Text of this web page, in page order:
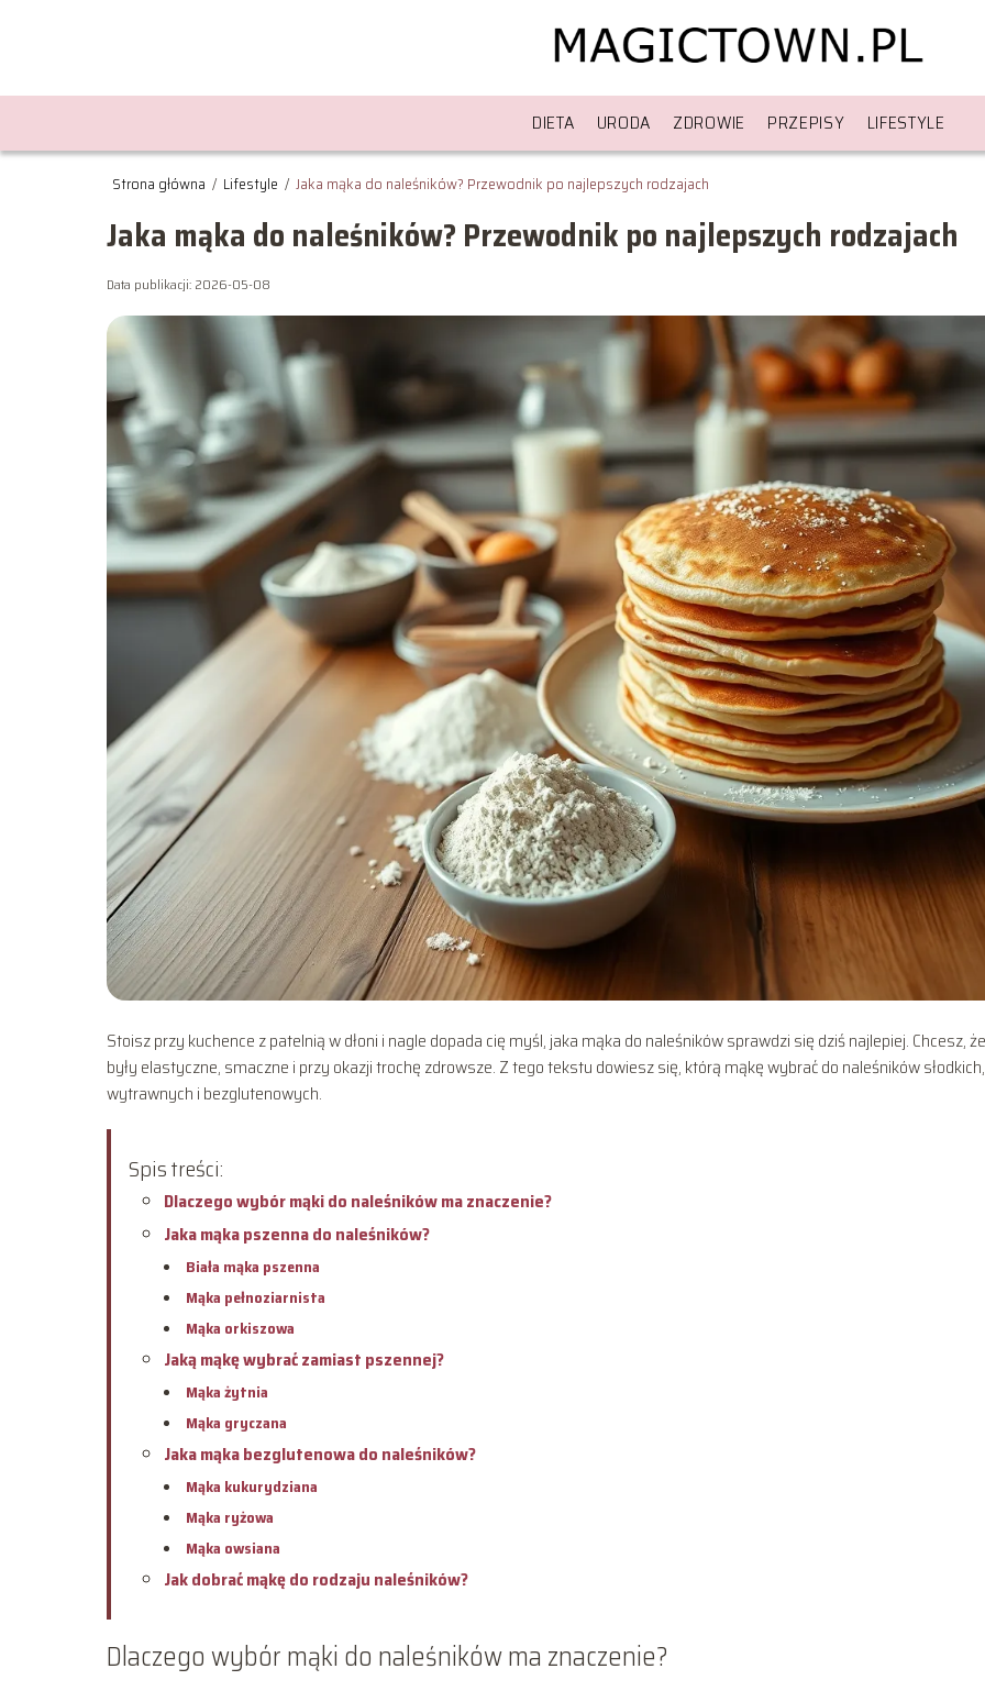
DIETA URODA ZDROWIE PRZEPISY LIFESTYLE
Strona główna / Lifestyle / Jaka mąka do naleśników? Przewodnik po najlepszych rodzajach
Jaka mąka do naleśników? Przewodnik po najlepszych rodzajach
Data publikacji: 2026-05-08
Stoisz przy kuchence z patelnią w dłoni i nagle dopada cię myśl, jaka mąka do naleśników sprawdzi się dziś najlepiej. Chcesz,
były elastyczne, smaczne i przy okazji trochę zdrowsze. Z tego tekstu dowiesz się, którą mąkę wybrać do naleśników słodkich,
wytrawnych i bezglutenowych.
Spis treści:
Dlaczego wybór mąki do naleśników ma znaczenie?
Jaka mąka pszenna do naleśników?
Biała mąka pszenna
Mąka pełnoziarnista
Mąka orkiszowa
Jaką mąkę wybrać zamiast pszennej?
Mąka żytnia
Mąka gryczana
Jaka mąka bezglutenowa do naleśników?
Mąka kukurydziana
Mąka ryżowa
Mąka owsiana
Jak dobrać mąkę do rodzaju naleśników?
Dlaczego wybór mąki do naleśników ma znaczenie?